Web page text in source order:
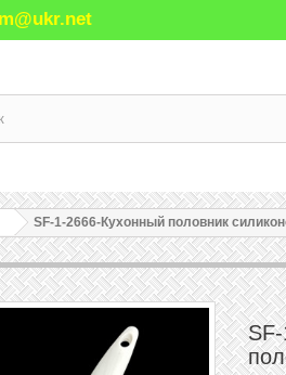
SF-1-2666-Кухонный половник